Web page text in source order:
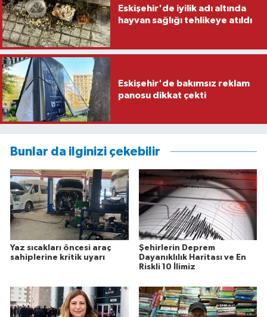
Eskişehir'de iyilik adı altında
hayvan sağlığı tehlikeye atıldı
Eskişehir'de bakımsız reklam
panosu dikkat çekti
Bunlar da ilginizi çekebilir
Yaz sıcakları öncesi araç
sahiplerine kritik uyarı
Şehirlerin Deprem
Dayanıklılık Haritası ve En
Riskli 10 İlimiz